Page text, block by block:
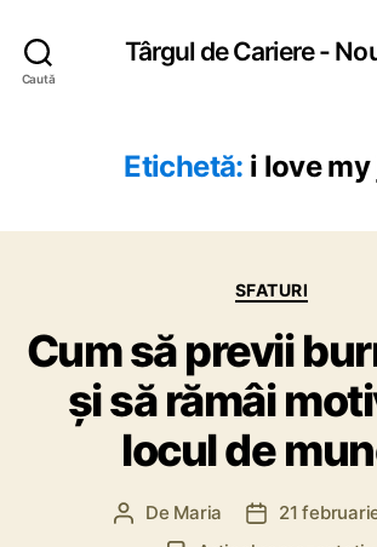
Caută
Târgul de Cariere -
Etichetă: i love
C
t
e
g
o
r
i
SFATURI
Cum să previi
și să rămâi
locul de
A De Maria
D 21